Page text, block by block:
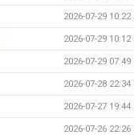
2026-07-29 10:22
2026-07-29 10:12
2026-07-29 07:49
2026-07-28 22:34
2026-07-27 19:44
2026-07-26 22:26